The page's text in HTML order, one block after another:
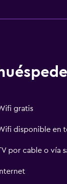
gratis
disponible en
por cable o vía
Internet